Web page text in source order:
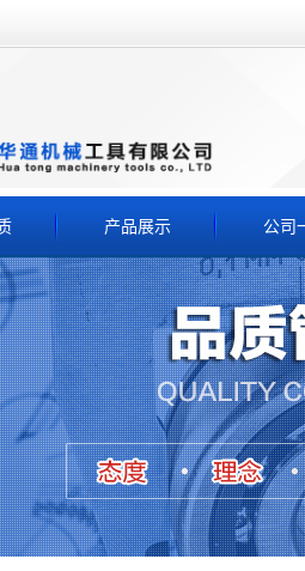
产品展示
钻头
丝锥
铣刀
刀片
车刀
滚刀
卡尺
公司